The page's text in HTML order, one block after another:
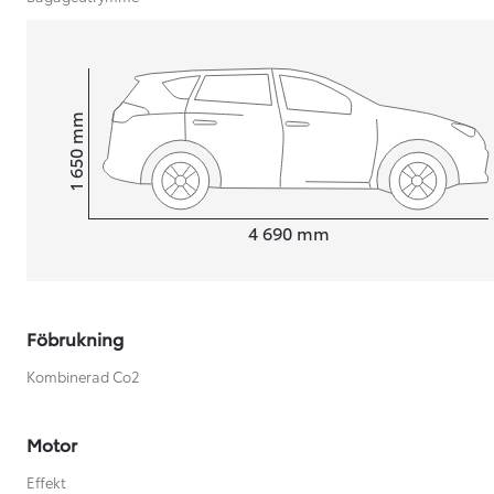
Nya Corolla Cross
4 690 mm
Height1 650
mm
Föbrukning
Kombinerad Co2
Motor
Effekt